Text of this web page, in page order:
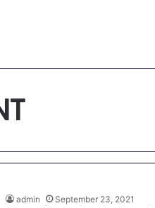
admin September 23, 2021